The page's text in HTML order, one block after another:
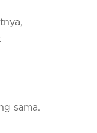
sama.